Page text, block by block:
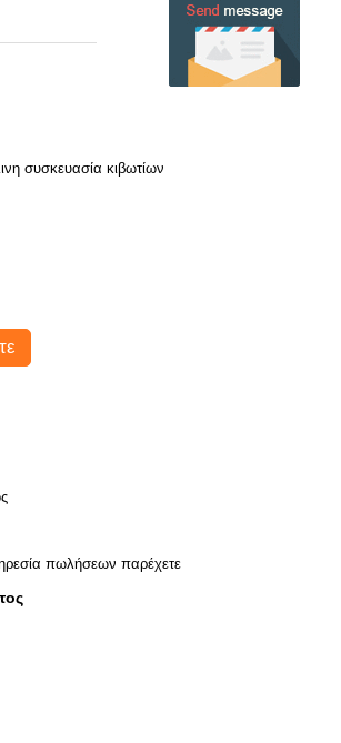
συσκευασία κιβωτίων
πωλήσεων παρέχετε